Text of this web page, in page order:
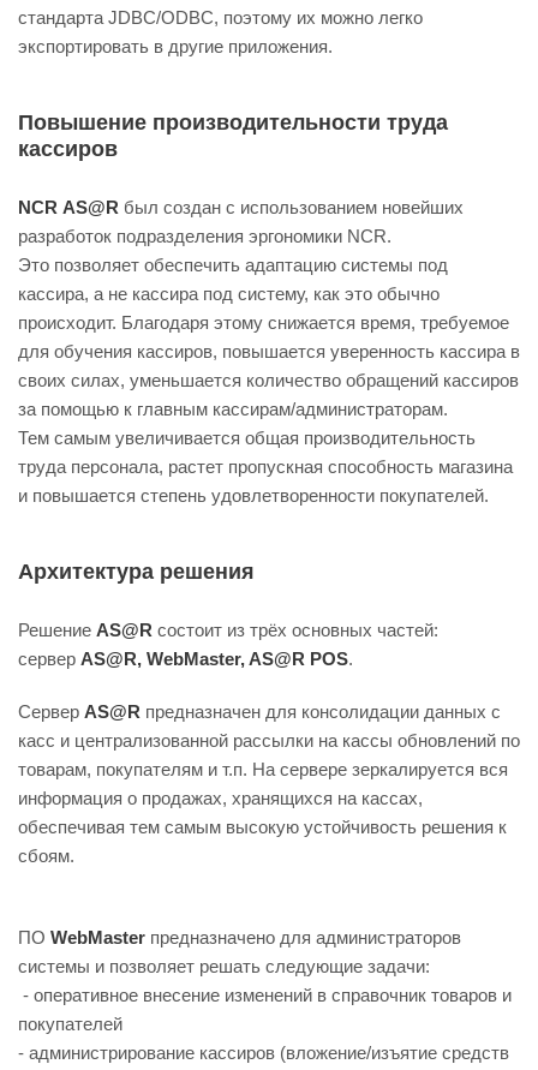
стандарта JDBC/ODBC, поэтому их можно легко
экспортировать в другие приложения.
Повышение производительности труда
кассиров
NCR АS@R был создан с использованием новейших
разработок подразделения эргономики NCR.
Это позволяет обеспечить адаптацию системы под
кассира, а не кассира под систему, как это обычно
происходит. Благодаря этому снижается время, требуемое
для обучения кассиров, повышается уверенность кассира в
своих силах, уменьшается количество обращений кассиров
за помощью к главным кассирам/администраторам.
Тем самым увеличивается общая производительность
труда персонала, растет пропускная способность магазина
и повышается степень удовлетворенности покупателей.
Архитектура решения
Решение АS@R состоит из трёх основных частей:
сервер АS@R, WebMaster, AS@R POS.
Сервер АS@R предназначен для консолидации данных с
касс и централизованной рассылки на кассы обновлений по
товарам, покупателям и т.п. На сервере зеркалируется вся
информация о продажах, хранящихся на кассах,
обеспечивая тем самым высокую устойчивость решения к
сбоям.
ПО WebMaster предназначено для администраторов
системы и позволяет решать следующие задачи:
- оперативное внесение изменений в справочник товаров и
покупателей
- администрирование кассиров (вложение/изъятие средств